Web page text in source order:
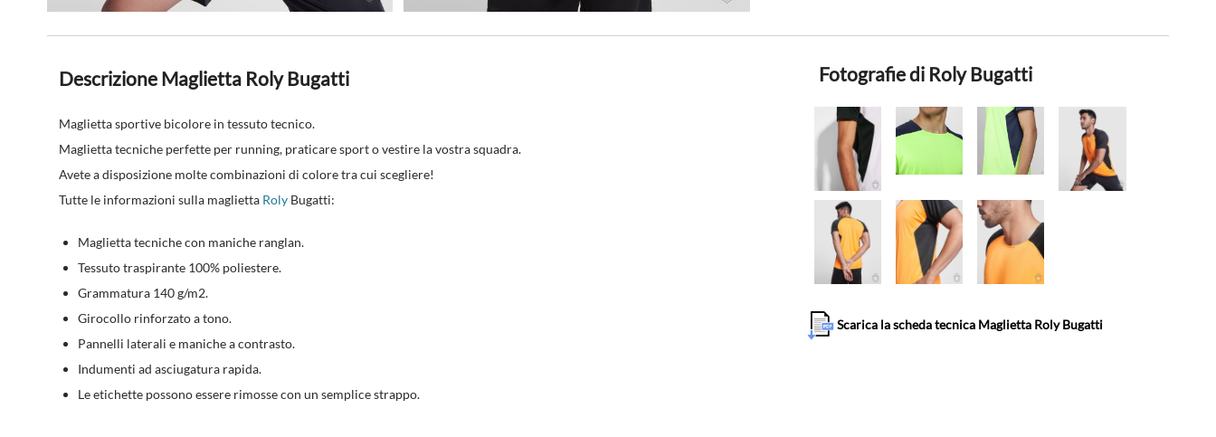
Descrizione Maglietta Roly Bugatti
Maglietta sportive bicolore in tessuto tecnico.
Maglietta tecniche perfette per running, praticare sport o vestire la vostra squadra.
Avete a disposizione molte combinazioni di colore tra cui scegliere!
Tutte le informazioni sulla maglietta Roly Bugatti:
Maglietta tecniche con maniche ranglan.
Tessuto traspirante 100% poliestere.
Grammatura 140 g/m2.
Girocollo rinforzato a tono.
Pannelli laterali e maniche a contrasto.
Indumenti ad asciugatura rapida.
Le etichette possono essere rimosse con un semplice strappo.
Fotografie di Roly Bugatti
Scarica la scheda tecnica Maglietta Roly Bugatti